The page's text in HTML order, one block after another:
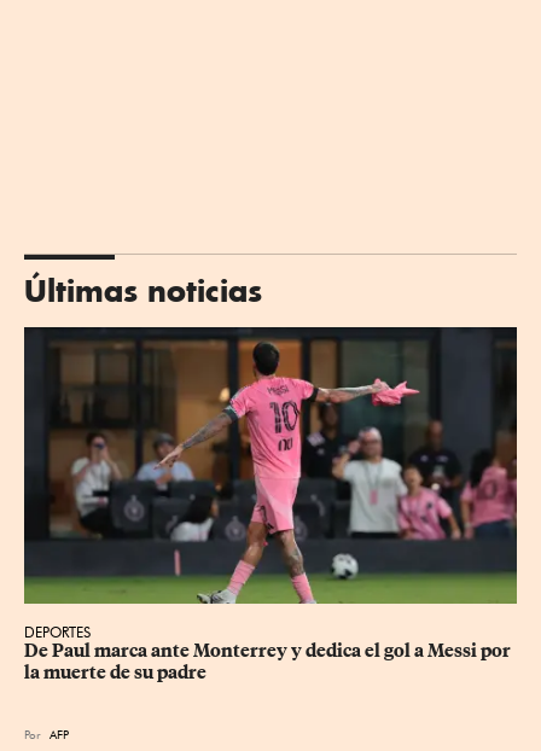
Últimas noticias
DEPORTES
De Paul marca ante Monterrey y dedica el gol a Messi por
la muerte de su padre
Por AFP